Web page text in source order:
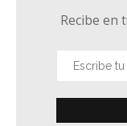
Recibe en